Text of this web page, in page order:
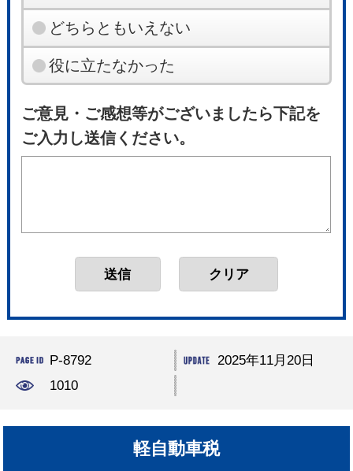
どちらともいえない
役に立たなかった
ご意見・ご感想等がございましたら下記を
ご入力し送信ください。
P-8792
2025年11月20日
1010
軽自動車税